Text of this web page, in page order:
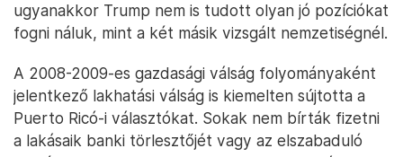
ugyanakkor Trump nem is tudott olyan jó pozíciókat
fogni náluk, mint a két másik vizsgált nemzetiségnél.
A 2008-2009-es gazdasági válság folyományaként
jelentkező lakhatási válság is kiemelten sújtotta a
Puerto Ricó-i választókat. Sokak nem bírták fizetni
a lakásaik banki törlesztőjét vagy az elszabaduló